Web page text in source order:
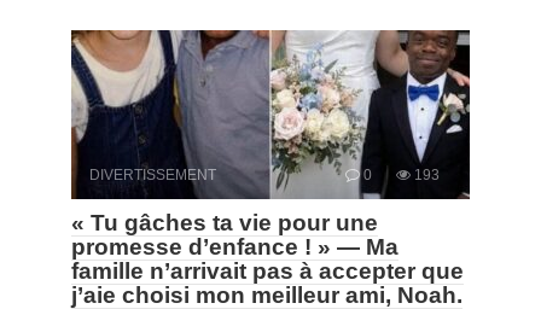
DIVERTISSEMENT 0 193
« Tu gâches ta vie pour une
promesse d’enfance ! » — Ma
famille n’arrivait pas à accepter que
j’aie choisi mon meilleur ami, Noah.